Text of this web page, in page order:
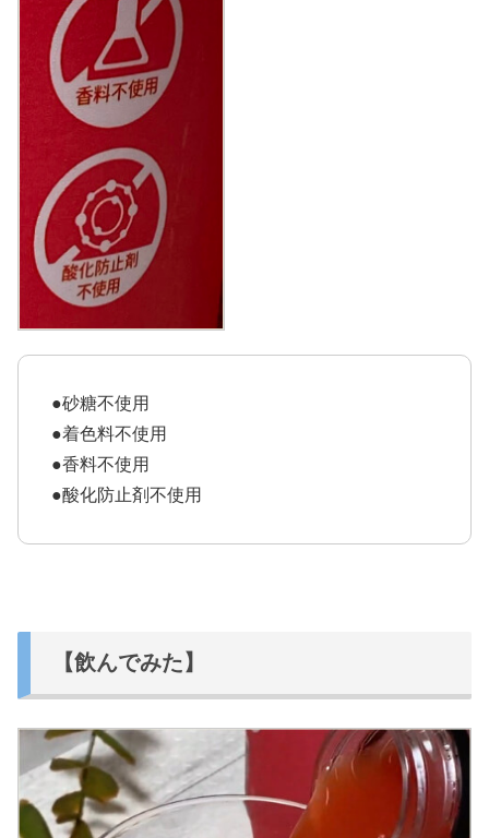
●砂糖不使用
●着色料不使用
●香料不使用
●酸化防止剤不使用
【飲んでみた】